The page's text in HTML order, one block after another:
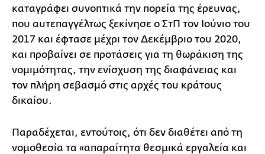
καταγράφει συνοπτικά την πορεία της έρευνας,
που αυτεπαγγέλτως ξεκίνησε ο ΣτΠ τον Ιούνιο του
2017 και έφτασε μέχρι τον Δεκέμβριο του 2020,
και προβαίνει σε προτάσεις για τη θωράκιση της
νομιμότητας, την ενίσχυση της διαφάνειας και
τον πλήρη σεβασμό στις αρχές του κράτους
δικαίου.
Παραδέχεται, εντούτοις, ότι δεν διαθέτει από τη
νομοθεσία τα «απαραίτητα θεσμικά εργαλεία και